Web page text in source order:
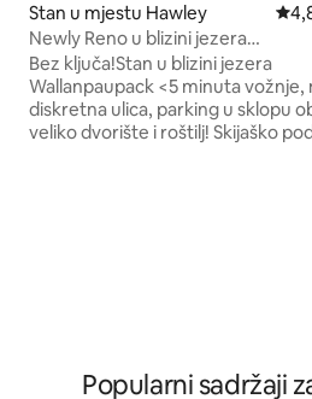
Stan u mjestu Hawley
Newly Reno u blizini jezera
Wallanpaupack - unutrašnji balkon
Bez ključa!Stan u blizini jezera
Wallanpaupack <5 minuta vožnje,
diskretna ulica, parking u sklopu
veliko dvorište i roštilj! Skijaško
odlaska!Popularni sadržaji